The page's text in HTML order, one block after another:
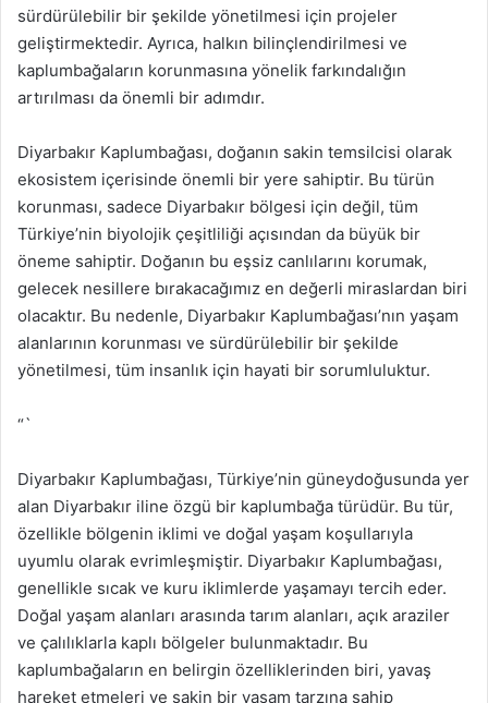
sürdürülebilir bir şekilde yönetilmesi için projeler
geliştirmektedir. Ayrıca, halkın bilinçlendirilmesi ve
kaplumbağaların korunmasına yönelik farkındalığın
artırılması da önemli bir adımdır.
Diyarbakır Kaplumbağası, doğanın sakin temsilcisi olarak
ekosistem içerisinde önemli bir yere sahiptir. Bu türün
korunması, sadece Diyarbakır bölgesi için değil, tüm
Türkiye’nin biyolojik çeşitliliği açısından da büyük bir
öneme sahiptir. Doğanın bu eşsiz canlılarını korumak,
gelecek nesillere bırakacağımız en değerli miraslardan biri
olacaktır. Bu nedenle, Diyarbakır Kaplumbağası’nın yaşam
alanlarının korunması ve sürdürülebilir bir şekilde
yönetilmesi, tüm insanlık için hayati bir sorumluluktur.
“`
Diyarbakır Kaplumbağası, Türkiye’nin güneydoğusunda yer
alan Diyarbakır iline özgü bir kaplumbağa türüdür. Bu tür,
özellikle bölgenin iklimi ve doğal yaşam koşullarıyla
uyumlu olarak evrimleşmiştir. Diyarbakır Kaplumbağası,
genellikle sıcak ve kuru iklimlerde yaşamayı tercih eder.
Doğal yaşam alanları arasında tarım alanları, açık araziler
ve çalılıklarla kaplı bölgeler bulunmaktadır. Bu
kaplumbağaların en belirgin özelliklerinden biri, yavaş
hareket etmeleri ve sakin bir yaşam tarzına sahip